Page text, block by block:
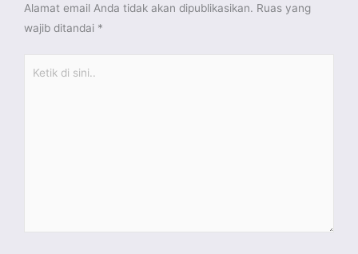
Alamat email Anda tidak akan dipublikasikan. Ruas yang
wajib ditandai *